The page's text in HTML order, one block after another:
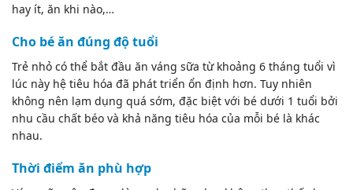
hay ít, ăn khi nào,…
Cho bé ăn đúng độ tuổi
Trẻ nhỏ có thể bắt đầu ăn váng sữa từ khoảng 6 tháng tuổi vì
lúc này hệ tiêu hóa đã phát triển ổn định hơn. Tuy nhiên
không nên lạm dụng quá sớm, đặc biệt với bé dưới 1 tuổi bởi
nhu cầu chất béo và khả năng tiêu hóa của mỗi bé là khác
nhau.
Thời điểm ăn phù hợp